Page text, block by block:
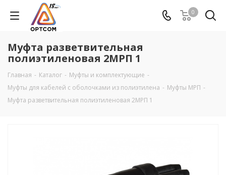
0
Муфта разветвительная
полиэтиленовая 2МРП 1
Главная - Каталог - Муфты и комплектующие -
Муфты для кабелей с оболочками из полиэтилена - Муфты МРП -
Муфта разветвительная полиэтиленовая 2МРП 1